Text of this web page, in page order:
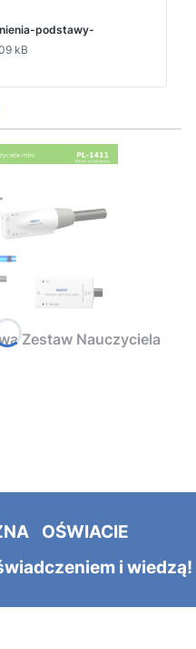
podstawy-
kB
Zestaw Nauczyciela
OŚWIACIE
i wiedzą!